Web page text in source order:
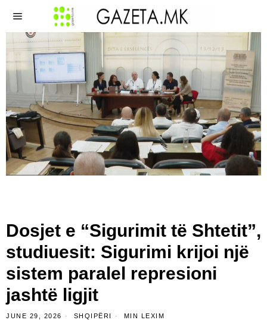
Dosjet e “Sigurimit të Shtetit”,
studiuesit: Sigurimi krijoi një
sistem paralel represioni
jashtë ligjit
JUNE 29, 2026 SHQIPËRI MIN LEXIM